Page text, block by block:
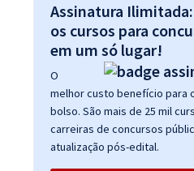
Assinatura
os cursos para
em um só lugar!
O
melhor custo benefício para
bolso. São mais de 25 mil
carreiras de concursos
atualização pós-edital.